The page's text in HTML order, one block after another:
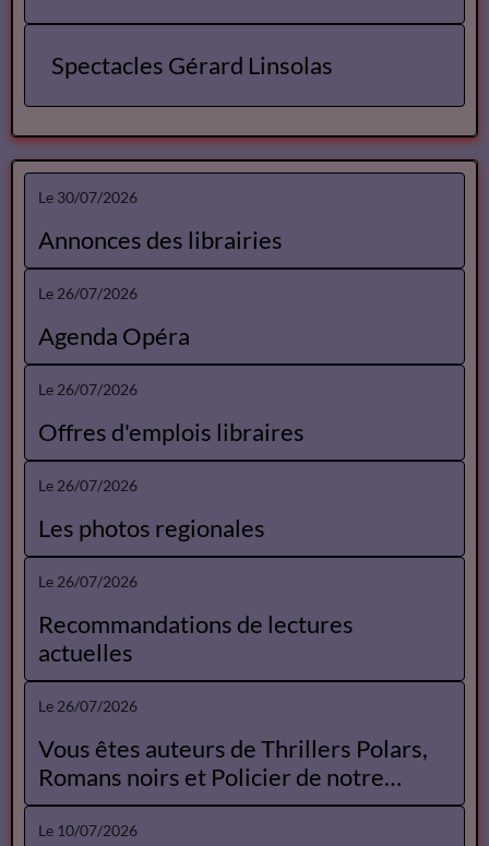
Spectacles Gérard Linsolas
Le 30/07/2026
Annonces des librairies
Le 26/07/2026
Agenda Opéra
Le 26/07/2026
Offres d'emplois libraires
Le 26/07/2026
Les photos regionales
Le 26/07/2026
Recommandations de lectures
actuelles
Le 26/07/2026
Vous êtes auteurs de Thrillers Polars,
Romans noirs et Policier de notre
Catalogue
Le 10/07/2026